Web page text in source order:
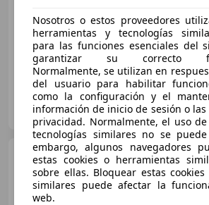
03/2023 42.219 km Gasolina
AUTOHERO BARCELONA
ES-08903 SANT ADRIÀ DE BESÒS
S&S
Nosotros o estos proveedores
herramientas y tecnologías
para las funciones esenciales del
garantizar su correcto
Normalmente, se utilizan en
del usuario para habilitar
como la configuración y el
información de inicio de sesión o
privacidad. Normalmente, el uso
tecnologías similares no se puede
embargo, algunos navegadores
estas cookies o herramientas
sobre ellas. Bloquear estas
similares puede afectar la
web.